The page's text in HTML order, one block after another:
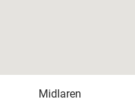
Midlaren